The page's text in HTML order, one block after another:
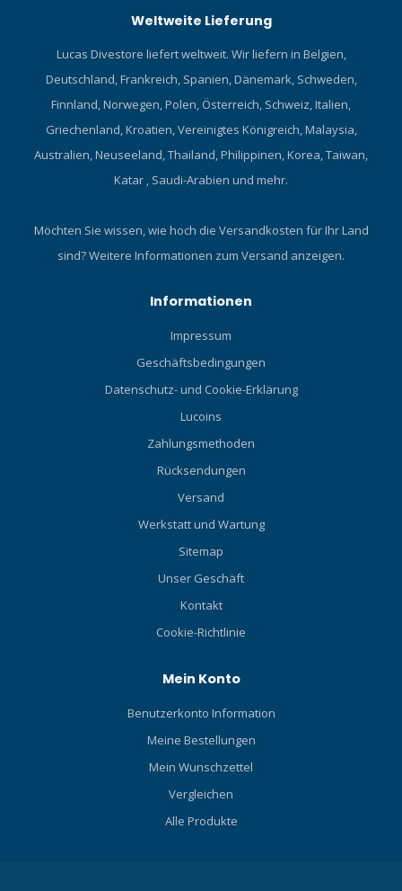
Weltweite Lieferung
Lucas Divestore liefert weltweit. Wir liefern in Belgien,
Deutschland, Frankreich, Spanien, Dänemark, Schweden,
Finnland, Norwegen, Polen, Österreich, Schweiz, Italien,
Griechenland, Kroatien, Vereinigtes Königreich, Malaysia,
Australien, Neuseeland, Thailand, Philippinen, Korea, Taiwan,
Katar , Saudi-Arabien und mehr.
Möchten Sie wissen, wie hoch die Versandkosten für Ihr Land
sind?Weitere Informationen zum Versand anzeigen.
Informationen
Impressum
Geschäftsbedingungen
Datenschutz- und Cookie-Erklärung
Lucoins
Zahlungsmethoden
Rücksendungen
Versand
Werkstatt und Wartung
Sitemap
Unser Geschäft
Kontakt
Cookie-Richtlinie
Mein Konto
Benutzerkonto Information
Meine Bestellungen
Mein Wunschzettel
Vergleichen
Alle Produkte